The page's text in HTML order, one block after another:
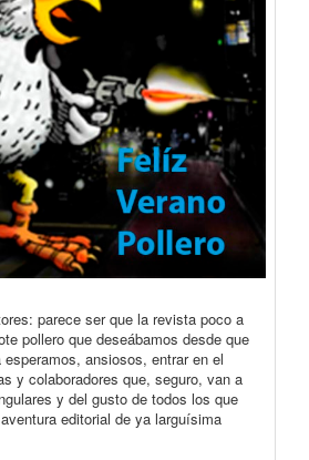
parece ser que la revista poco a
pollero que deseábamos desde que
ansiosos, entrar en el
y colaboradores que, seguro, van a
y del gusto de todos los que
editorial de ya larguísima